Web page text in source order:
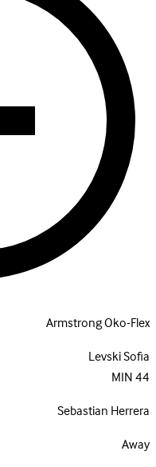
Armstrong Oko-Flex
Levski Sofia
44
MIN
Sebastian Herrera
Away